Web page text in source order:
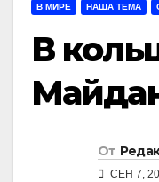
В МИРЕ НАША ТЕМА
В
От
СЕН 7,